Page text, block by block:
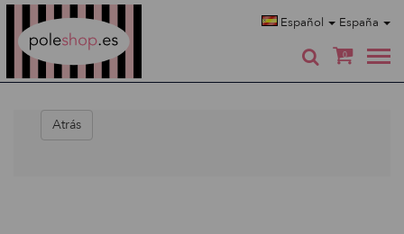
Español España
0
Atrás